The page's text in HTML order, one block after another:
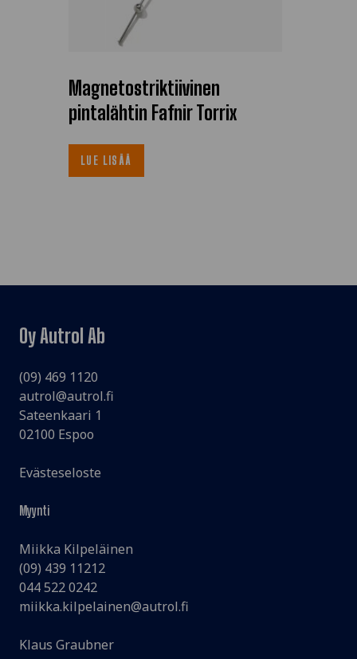
Magnetostriktiivinen
pintalähtin Fafnir Torrix
LUE LISÄÄ
Oy Autrol Ab
(09) 469 1120
autrol@autrol.fi
Sateenkaari 1
02100 Espoo
Evästeseloste
Myynti
Miikka Kilpeläinen
(09) 439 11212
044 522 0242
miikka.kilpelainen@autrol.fi
Klaus Graubner